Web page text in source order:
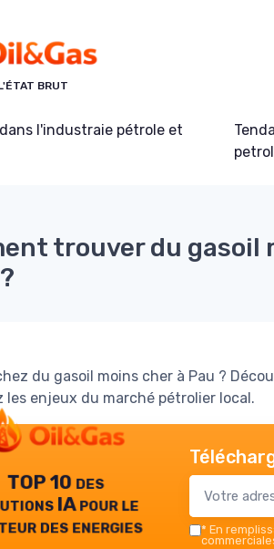
BRUT
dans l'industraie pétrole et
trouver du gasoil
du gasoil moins cher à Pau ?
les enjeux du marché pétrolier local.
TOP 10 des
IA pour le
des energies
* En